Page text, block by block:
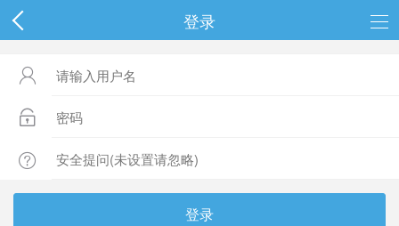
登录



登录